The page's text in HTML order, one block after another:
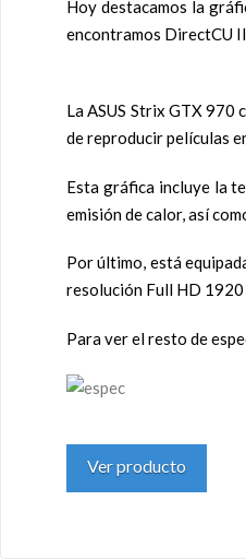
Hoy destacamos la
encontramos DirectCU
La ASUS Strix GTX
de reproducir películas
Esta gráfica incluye la
emisión de calor, así
Por último, está
resolución Full HD
Para ver el resto de
Ver producto